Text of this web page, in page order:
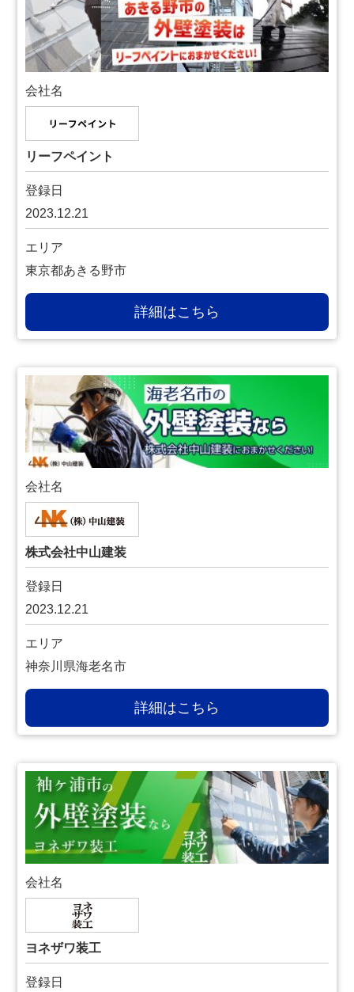
会社名
リーフペイント
登録日
2023.12.21
エリア
東京都あきる野市
詳細はこちら
会社名
株式会社中山建装
登録日
2023.12.21
エリア
神奈川県海老名市
詳細はこちら
会社名
ヨネザワ装工
登録日